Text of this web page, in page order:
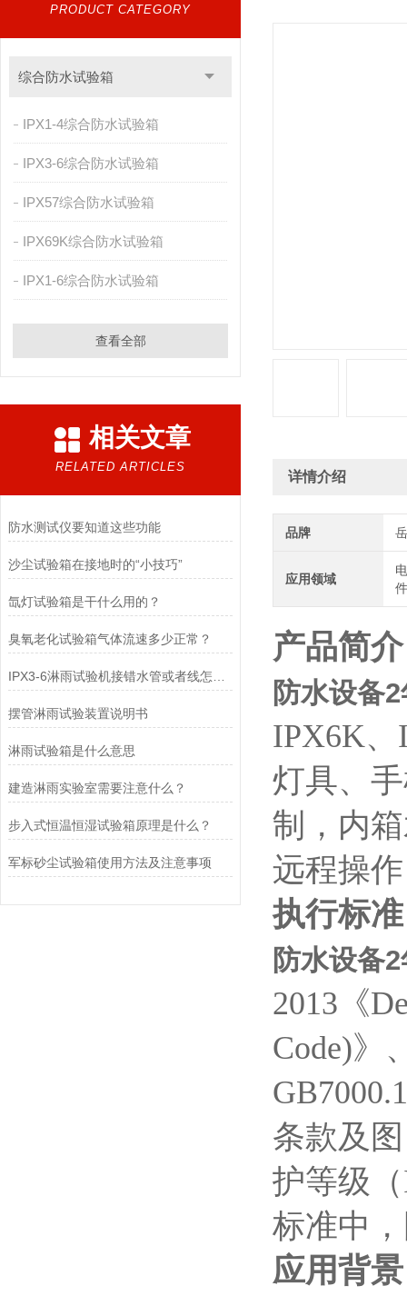
PRODUCT CATEGORY
综合防水试验箱
IPX1-4综合防水试验箱
IPX3-6综合防水试验箱
IPX57综合防水试验箱
IPX69K综合防水试验箱
IPX1-6综合防水试验箱
查看全部
相关文章
RELATED ARTICLES
防水测试仪要知道这些功能
沙尘试验箱在接地时的“小技巧”
氙灯试验箱是干什么用的？
臭氧老化试验箱气体流速多少正常？
摆管淋雨试验装置说明书
淋雨试验箱是什么意思
建造淋雨实验室需要注意什么？
步入式恒温恒湿试验箱原理是什么？
军标砂尘试验箱使用方法及注意事项
详情介绍
品牌
应用领域
产品简介
防水设备
IPX6K
灯具、
制，内
远程操
执行标准
防水设备
2013《
Code)》
条款及
护等级
标准中
应用背景